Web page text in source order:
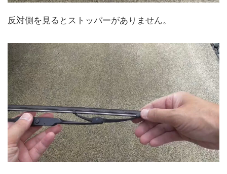
反対側を見るとストッパーがありません。